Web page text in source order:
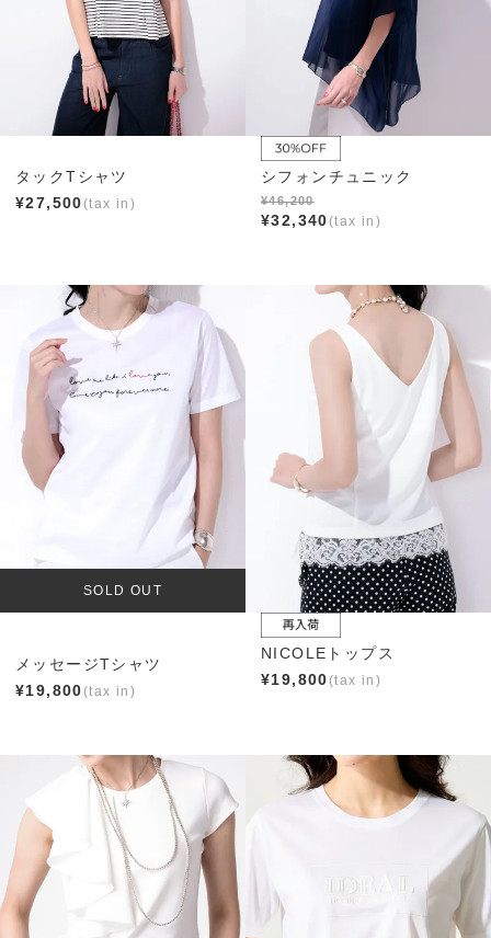
タックTシャツ
¥27,500
シフォンチュニック
¥46,200
¥32,340
SOLD OUT
メッセージTシャツ
¥19,800
NICOLEトップス
¥19,800